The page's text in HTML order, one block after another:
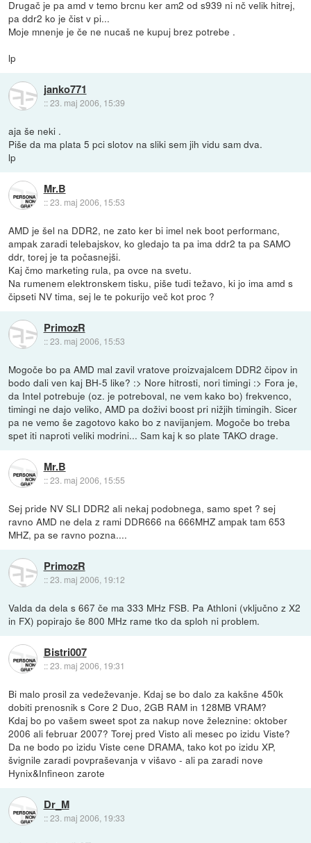
Drugač je pa amd v temo brcnu ker am2 od s939 ni nč velik hitrej,
pa ddr2 ko je čist v pi...
Moje mnenje je če ne nucaš ne kupuj brez potrebe .
lp
janko771
::23. maj 2006, 15:39
aja še neki .
Piše da ma plata 5 pci slotov na sliki sem jih vidu sam dva.
lp
Mr.B
::23. maj 2006, 15:53
AMD je šel na DDR2, ne zato ker bi imel nek boot performanc,
ampak zaradi telebajskov, ko gledajo ta pa ima ddr2 ta pa SAMO
ddr, torej je ta počasnejši.
Kaj čmo marketing rula, pa ovce na svetu.
Na rumenem elektronskem tisku, piše tudi težavo, ki jo ima amd s
čipseti NV tima, sej le te pokurijo več kot proc ?
PrimozR
::23. maj 2006, 15:53
Mogoče bo pa AMD mal zavil vratove proizvajalcem DDR2 čipov in
bodo dali ven kaj BH-5 like? :> Nore hitrosti, nori timingi :> Fora je,
da Intel potrebuje (oz. je potreboval, ne vem kako bo) frekvenco,
timingi ne dajo veliko, AMD pa doživi boost pri nižjih timingih. Sicer
pa ne vemo še zagotovo kako bo z navijanjem. Mogoče bo treba
spet iti naproti veliki modrini... Sam kaj k so plate TAKO drage.
Mr.B
::23. maj 2006, 15:55
Sej pride NV SLI DDR2 ali nekaj podobnega, samo spet ? sej
ravno AMD ne dela z rami DDR666 na 666MHZ ampak tam 653
MHZ, pa se ravno pozna....
PrimozR
::23. maj 2006, 19:12
Valda da dela s 667 če ma 333 MHz FSB. Pa Athloni (vključno z X2
in FX) popirajo še 800 MHz rame tko da sploh ni problem.
Bistri007
::23. maj 2006, 19:31
Bi malo prosil za vedeževanje. Kdaj se bo dalo za kakšne 450k
dobiti prenosnik s Core 2 Duo, 2GB RAM in 128MB VRAM?
Kdaj bo po vašem sweet spot za nakup nove železnine: oktober
2006 ali februar 2007? Torej pred Visto ali mesec po izidu Viste?
Da ne bodo po izidu Viste cene DRAMA, tako kot po izidu XP,
švignile zaradi povpraševanja v višavo - ali pa zaradi nove
Hynix&Infineon zarote
Dr_M
::23. maj 2006, 19:33